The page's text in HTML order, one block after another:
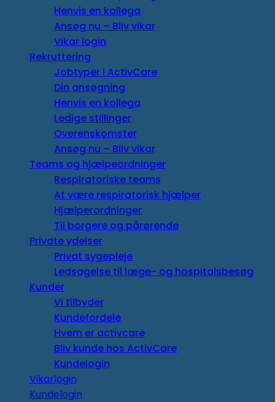
Henvis en kollega
Ansøg nu – Bliv vikar
Vikar login
Rekruttering
Jobtyper i ActivCare
Din ansøgning
Henvis en kollega
Ledige stillinger
Overenskomster
Ansøg nu – Bliv vikar
Teams og hjælpeordninger
Respiratoriske teams
At være respiratorisk hjælper
Hjælperordninger
Til borgere og pårørende
Private ydelser
Privat sygepleje
Ledsagelse til læge- og hospitalsbesøg
Kunder
Vi tilbyder
Kundefordele
Hvem er activcare
Bliv kunde hos ActivCare
Kundelogin
Vikarlogin
Kundelogin